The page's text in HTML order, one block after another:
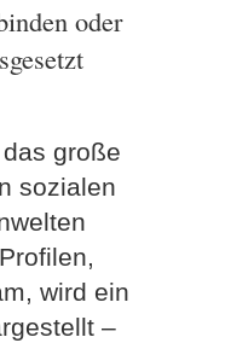
oder
große
sozialen
wird ein
–